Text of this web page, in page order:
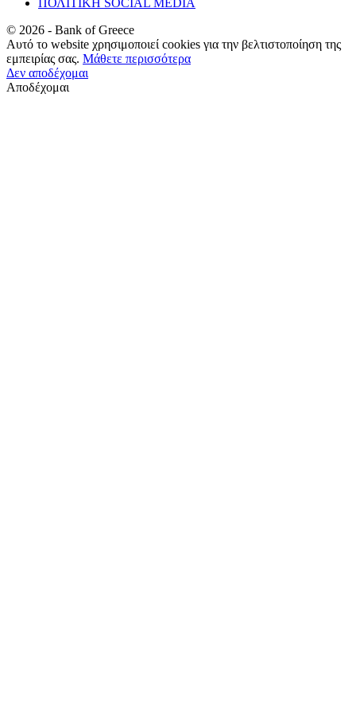
© 2026 - Bank of Greece
Αυτό το website χρησιμοποιεί cookies για την βελτιστοποίηση της
εμπειρίας σας. Μάθετε περισσότερα
Δεν αποδέχομαι
Αποδέχομαι